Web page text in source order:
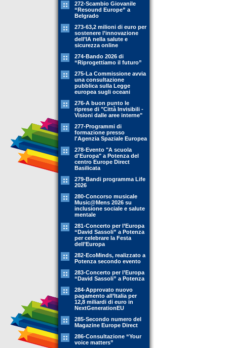
272-Scambio Giovanile
“Resound Europe” a
Belgrado
273-63,2 milioni di euro per
sostenere l’innovazione
dell’IA nella salute e
sicurezza online
274-Bando 2026 di
“Riprogettiamo il futuro”
275-La Commissione avvia
una consultazione
pubblica sulla Legge
europea sugli oceani
276-A buon punto le
riprese di "Città Invisibili -
Visioni dalle aree interne"
277-Programmi di
formazione presso
l'Agenzia Spaziale Europea
278-Evento "A scuola
d'Europa" a Potenza del
centro Europe Direct
Basilicata
279-Bandi programma Life
2026
280-Concorso musicale
Music@Mens 2026 su
inclusione sociale e salute
mentale
281-Concerto per l’Europa
“David Sassoli” a Potenza
per celebrare la Festa
dell’Europa
282-EcoMinds, realizzato a
Potenza secondo evento
283-Concerto per l’Europa
“David Sassoli” a Potenza
284-Approvato nuovo
pagamento all’Italia per
12,8 miliardi di euro in
NextGenerationEU
285-Secondo numero del
Magazine Europe Direct
286-Consultazione “Your
voice matters”